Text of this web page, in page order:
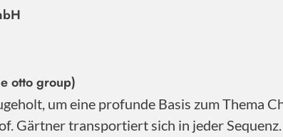
otto group)
um eine profunde Basis zum Thema
Gärtner transportiert sich in jeder Sequenz.